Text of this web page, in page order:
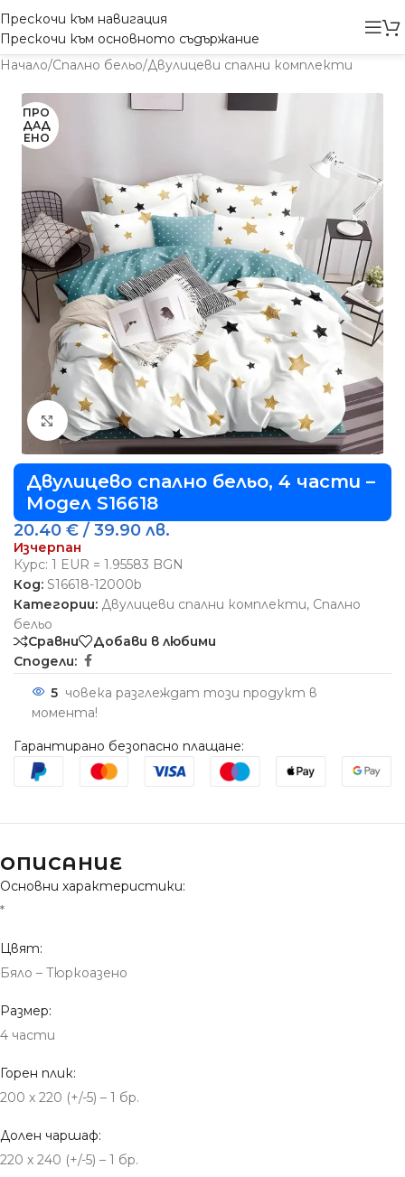
Прескочи към навигация
Прескочи към основното съдържание
Начало/Спално бельо/Двулицеви спални комплекти
ПРО
ДАД
ЕНО
Виж повече
Двулицево спално бельо, 4 части –
Модел S16618
20.40 € / 39.90 лв.
Изчерпан
Курс: 1 EUR = 1.95583 BGN
Код: S16618-12000b
Категории: Двулицеви спални комплекти, Спално
бельо
Сравни
Добави в любими
Сподели:
5 човека разглеждат този продукт в
момента!
Гарантирано безопасно плащане:
ОПИСАНИЕ
Основни характеристики:
*
Цвят:
Бяло – Тюркоазено
Размер:
4 части
Горен плик:
200 x 220 (+/-5) – 1 бр.
Долен чаршаф:
220 x 240 (+/-5) – 1 бр.